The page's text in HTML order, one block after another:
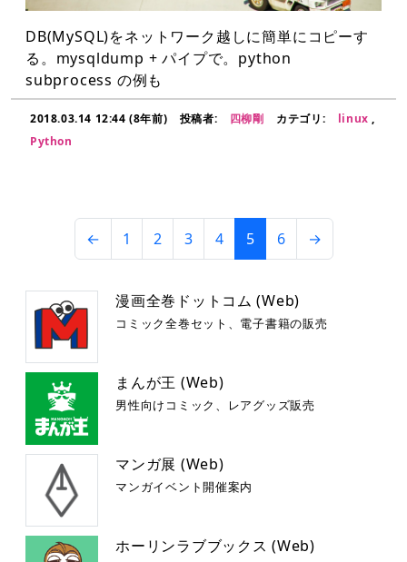
DB(MySQL)をネットワーク越しに簡単にコピーす
る。mysqldump + パイプで。python
subprocess の例も
2018.03.14 12:44 (8年前) 投稿者: 四柳剛 カテゴリ: linux,
Python
← 1 2 3 4 5 6 →
漫画全巻ドットコム (Web)
コミック全巻セット、電子書籍の販売
まんが王 (Web)
男性向けコミック、レアグッズ販売
マンガ展 (Web)
マンガイベント開催案内
ホーリンラブブックス (Web)